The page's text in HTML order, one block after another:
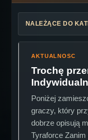
NALEŻĄCE DO
AKTUALNOSC
Trochę
Poniżej
graczy, który
dobrze opisują
Tyraforce